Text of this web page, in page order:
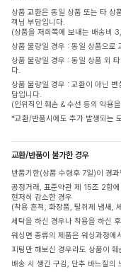
상품 교환은 동일 상품 또는 타
객님 부담입니다.
(상품을 저희쪽에 보내는 배송
상품 불량일 경우 : 동일 상품으로
상품 불량일 경우 : 동일 상품 외
다.
상품 불량일 경우 : 교환이 아닌
담입니다.
(인위적인 훼손 & 수선 등의 악용
*교환/반품시에도 추가 발생되는
교환/반품이 불가한 경우
반품기한(상품 수령후 7일)이 경과
공정거래, 표준약관 제 15조 2항
현저히 감소한 경우
(착용 흔적, 화장품, 탈취제 냄새,
세탁을 하신 경우나 착용을 하신
워싱면 종류의 제품은 워싱과정에
피팅만 해보신 경우라도 상품이
배송 시 생긴 구김, 단추 바느질의